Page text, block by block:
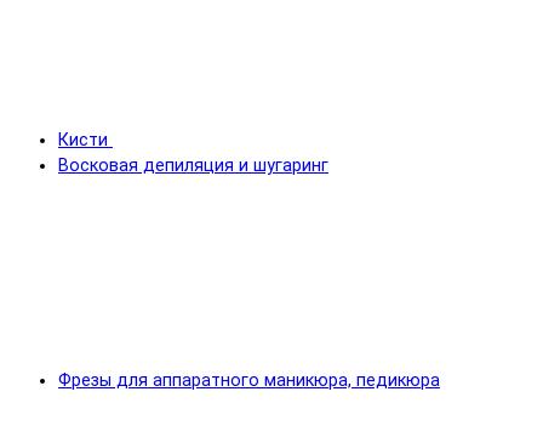
Кисти
Восковая депиляция и шугаринг
Фрезы для аппаратного маникюра, педикюра